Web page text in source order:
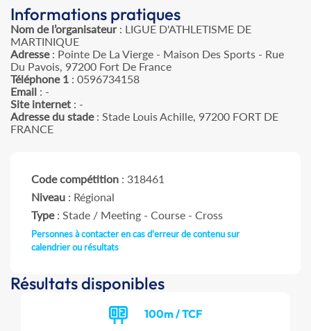
Informations pratiques
Nom de l’organisateur: LIGUE D'ATHLETISME DE
MARTINIQUE
Adresse: Pointe De La Vierge - Maison Des Sports - Rue
Du Pavois, 97200 Fort De France
Téléphone 1 : 0596734158
Email : -
Site internet : -
Adresse du stade: Stade Louis Achille, 97200 FORT DE
FRANCE
Code compétition : 318461
Niveau : Régional
Type: Stade / Meeting - Course - Cross
Personnes à contacter en cas d'erreur de contenu sur
calendrier ou résultats
Résultats disponibles
100m / TCF